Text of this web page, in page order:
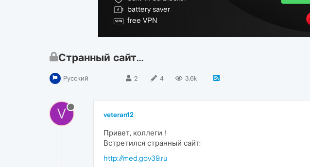
battery saver
free VPN
Странный сайт...
Русский 2 4 3.6k
V veteran12
Привет, коллеги !
Встретился странный сайт:
http://med.gov39.ru